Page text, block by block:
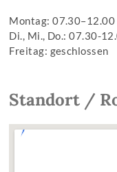
Montag:07.30–12.00
Di., Mi., Do.: 07.30-
Freitag: geschlossen
Standort /